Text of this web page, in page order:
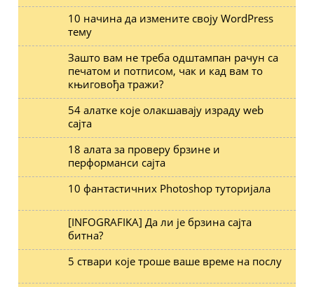
10 начина да измените своју WordPress
тему
Зашто вам не треба одштампан рачун са
печатом и потписом, чак и кад вам то
књиговођа тражи?
54 алатке које олакшавају израду web
сајта
18 алата за проверу брзине и
перформанси сајта
10 фантастичних Photoshop туторијала
[INFOGRAFIKA] Да ли је брзина сајта
битна?
5 ствари које троше ваше време на послу